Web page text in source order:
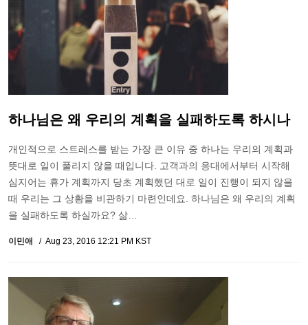
하나님은 왜 우리의 계획을 실패하도록 하시나
개인적으로 스트레스를 받는 가장 큰 이유 중 하나는 우리의 계획과
뜻대로 일이 풀리지 않을 때입니다. 고객과의 응대에서부터 시작해
심지어는 휴가 계획까지 당초 계획했던 대로 일이 진행이 되지 않을
때 우리는 그 상황을 비관하기 마련인데요. 하나님은 왜 우리의 계획
을 실패하도록 하실까요? 삶…
이민애 Aug 23, 2016 12:21 PM KST